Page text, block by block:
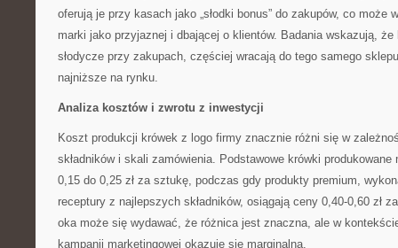
oferują je przy kasach jako „słodki bonus” do zakupów, co może
marki jako przyjaznej i dbającej o klientów. Badania wskazują,
słodycze przy zakupach, częściej wracają do tego samego
najniższe na rynku.
Analiza kosztów i zwrotu z inwestycji
Koszt produkcji krówek z logo firmy znacznie różni się w
składników i skali zamówienia. Podstawowe krówki
0,15 do 0,25 zł za sztukę, podczas gdy produkty premium,
receptury z najlepszych składników, osiągają ceny 0,40-0,60 zł
oka może się wydawać, że różnica jest znaczna, ale w
kampanii marketingowej okazuje się marginalna.